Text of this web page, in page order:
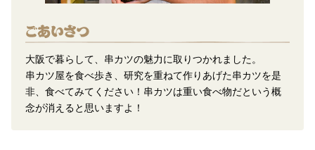
大阪で暮らして、串カツの魅力に取りつかれました。
串カツ屋を食べ歩き、研究を重ねて作りあげた串カツを是
非、食べてみてください！串カツは重い食べ物だという概
念が消えると思いますよ！